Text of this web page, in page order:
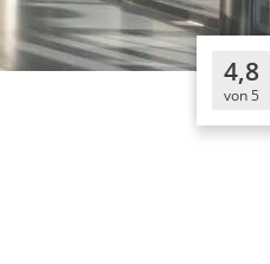
4,8
von 5